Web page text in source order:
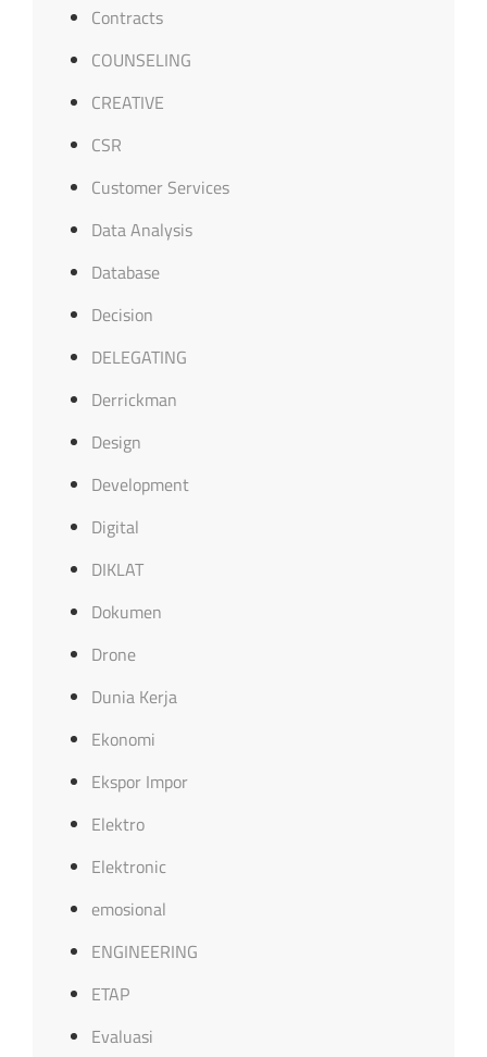
Contracts
COUNSELING
CREATIVE
CSR
Customer Services
Data Analysis
Database
Decision
DELEGATING
Derrickman
Design
Development
Digital
DIKLAT
Dokumen
Drone
Dunia Kerja
Ekonomi
Ekspor Impor
Elektro
Elektronic
emosional
ENGINEERING
ETAP
Evaluasi